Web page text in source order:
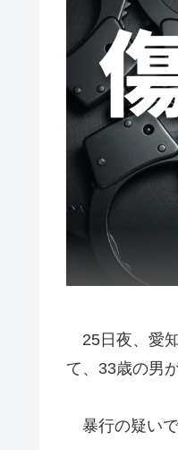
25日夜、愛
て、33歳の男
暴行の疑いで